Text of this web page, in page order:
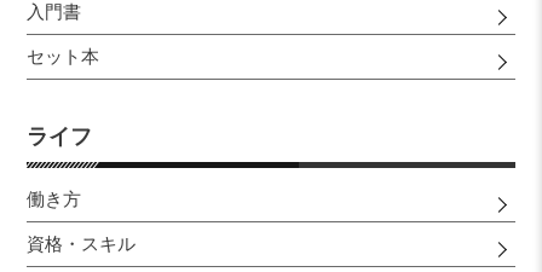
入門書
セット本
ライフ
働き方
資格・スキル